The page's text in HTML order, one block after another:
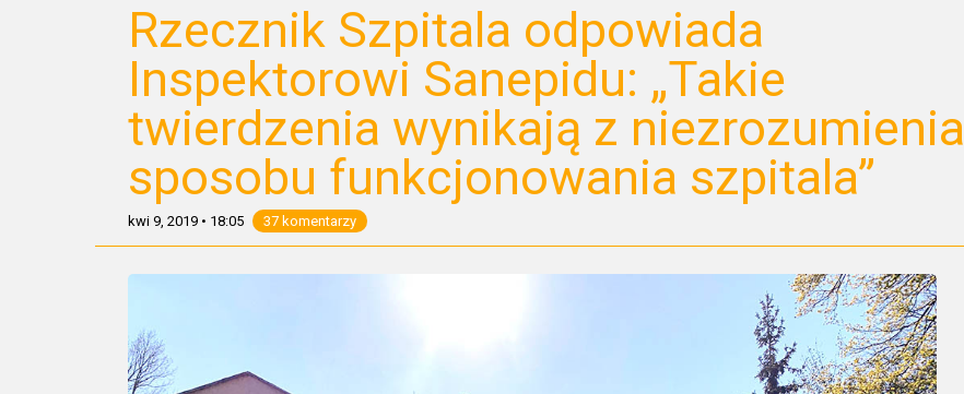
Rzecznik Szpitala odpowiada
Inspektorowi Sanepidu: „Takie
twierdzenia wynikają z niezrozumienia
sposobu funkcjonowania szpitala”
kwi 9, 2019 • 18:05 37 komentarzy